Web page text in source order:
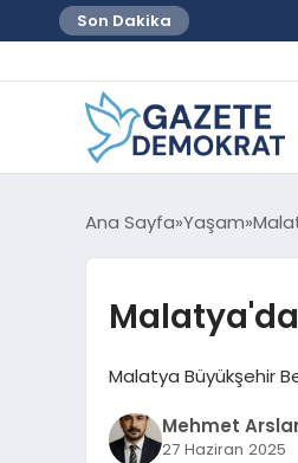
Son Dakika
Ana Sayfa Yaşam
Malatya Büyükşehir
Mehmet
27 Haziran 2025